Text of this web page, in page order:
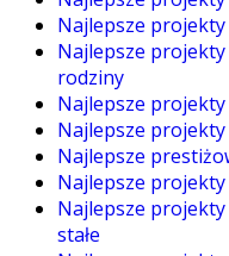
Najlepsze projekty
Najlepsze
rodziny
Najlepsze
Najlepsze
Najlepsze
Najlepsze
Najlepsze
stałe